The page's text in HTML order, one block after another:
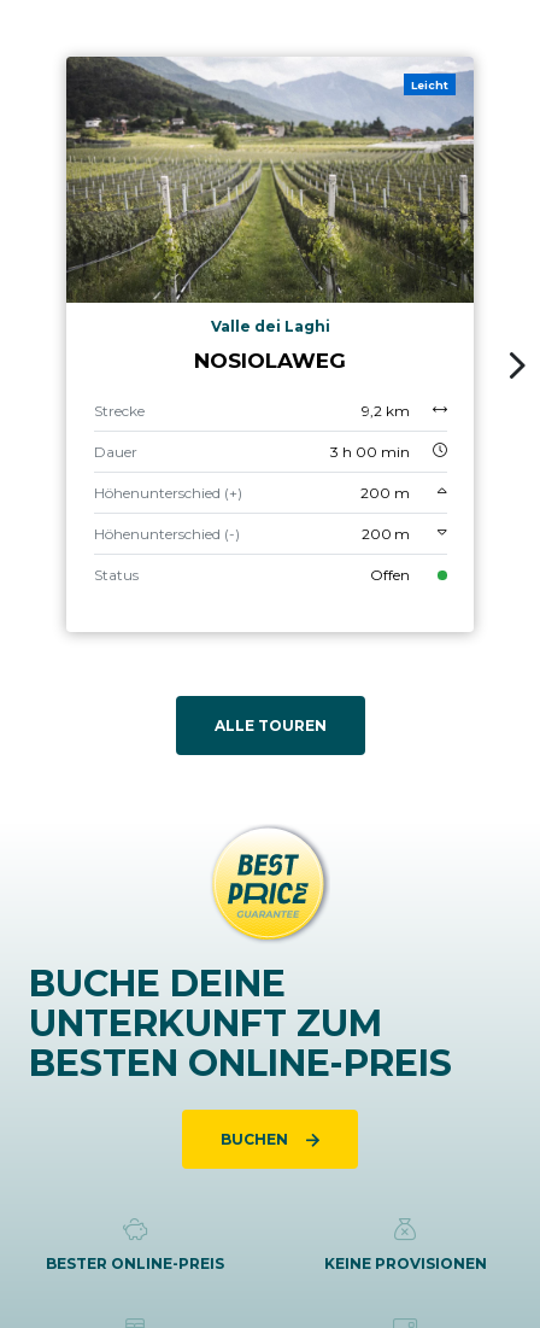
Leicht
Valle dei Laghi
NOSIOLAWEG
Strecke 9,2 km
Dauer 3 h 00 min
Höhenunterschied (+) 200 m
Höhenunterschied (-) 200 m
Status Offen
ALLE TOUREN
BUCHE DEINE
UNTERKUNFT ZUM
BESTEN ONLINE-PREIS
BUCHEN
BESTER ONLINE-PREIS KEINE PROVISIONEN